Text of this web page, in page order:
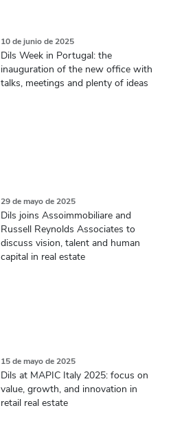
10 de junio de 2025
Dils Week in Portugal: the
inauguration of the new office with
talks, meetings and plenty of ideas
29 de mayo de 2025
Dils joins Assoimmobiliare and
Russell Reynolds Associates to
discuss vision, talent and human
capital in real estate
15 de mayo de 2025
Dils at MAPIC Italy 2025: focus on
value, growth, and innovation in
retail real estate